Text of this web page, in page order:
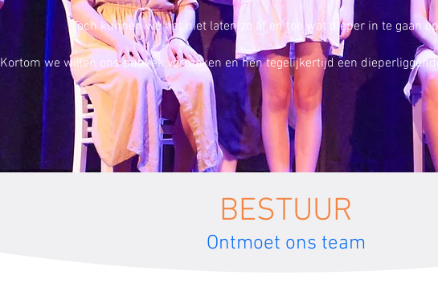
Toch kunnen we het niet laten zo af en toe wat dieper in te gaan
Kortom we willen ons publiek vermaken en hen tegelijkertijd een
BESTUUR
Ontmoet ons team